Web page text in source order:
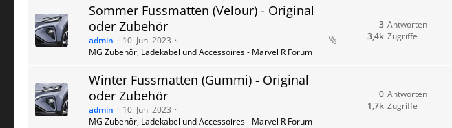
Sommer Fussmatten (Velour) - Original
oder Zubehör
admin
10. Juni 2023
MG Zubehör, Ladekabel und Accessoires - Marvel R Forum
Antworten
3
Zugriffe
3,4k
Winter Fussmatten (Gummi) - Original
oder Zubehör
admin
10. Juni 2023
MG Zubehör, Ladekabel und Accessoires - Marvel R Forum
Antworten
0
Zugriffe
1,7k